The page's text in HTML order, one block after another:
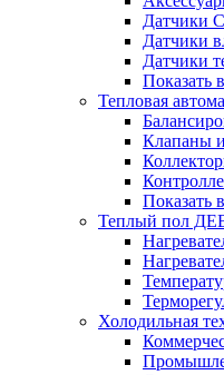
Датчики
Датчики
Датчики
Показать
Тепловая
Клапаны
Показать
Теплый пол
Холодильная